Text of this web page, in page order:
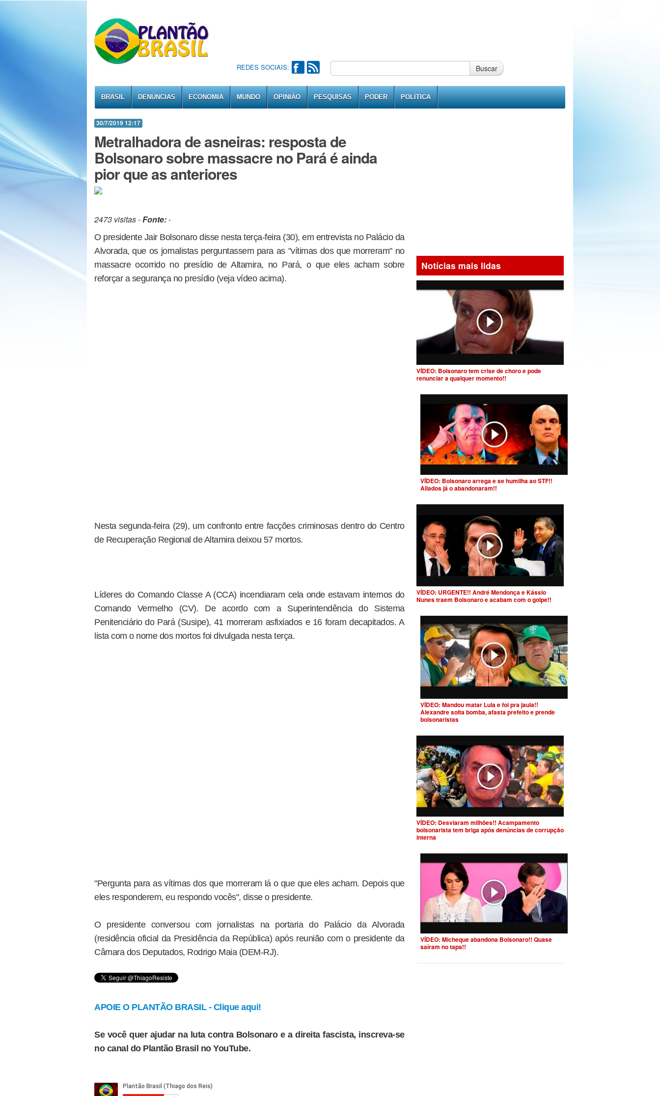
REDES SOCIAIS: Buscar
BRASIL DENÚNCIAS ECONOMIA MUNDO OPINIÃO PESQUISAS PODER POLÍTICA
30/7/2019 12:17
Metralhadora de asneiras: resposta de
Bolsonaro sobre massacre no Pará é ainda
pior que as anteriores
2473 visitas -Fonte:-
O presidente Jair Bolsonaro disse nesta terça-feira (30), em entrevista no Palácio da
Alvorada, que os jornalistas perguntassem para as "vítimas dos que morreram" no
massacre ocorrido no presídio de Altamira, no Pará, o que eles acham sobre
reforçar a segurança no presídio (veja vídeo acima).
Nesta segunda-feira (29), um confronto entre facções criminosas dentro do Centro
de Recuperação Regional de Altamira deixou 57 mortos.
Líderes do Comando Classe A (CCA) incendiaram cela onde estavam internos do
Comando Vermelho (CV). De acordo com a Superintendência do Sistema
Penitenciário do Pará (Susipe), 41 morreram asfixiados e 16 foram decapitados. A
lista com o nome dos mortos foi divulgada nesta terça.
"Pergunta para as vítimas dos que morreram lá o que que eles acham. Depois que
eles responderem, eu respondo vocês", disse o presidente.
O presidente conversou com jornalistas na portaria do Palácio da Alvorada
(residência oficial da Presidência da República) após reunião com o presidente da
Câmara dos Deputados, Rodrigo Maia (DEM-RJ).
APOIE O PLANTÃO BRASIL - Clique aqui!
Se você quer ajudar na luta contra Bolsonaro e a direita fascista, inscreva-se
no canal do Plantão Brasil no YouTube.
Notícias mais lidas
VÍDEO: Bolsonaro tem crise de choro e pode
renunciar a qualquer momento!!
VÍDEO: Bolsonaro arrega e se humilha ao STF!!
Aliados já o abandonaram!!
VÍDEO: URGENTE!! André Mendonça e Kássio
Nunes traem Bolsonaro e acabam com o golpe!!
VÍDEO: Mandou matar Lula e foi pra jaula!!
Alexandre solta bomba, afasta prefeito e prende
bolsonaristas
VÍDEO: Desviaram milhões!! Acampamento
bolsonarista tem briga após denúncias de corrupção
interna
VÍDEO: Micheque abandona Bolsonaro!! Quase
saíram no tapa!!